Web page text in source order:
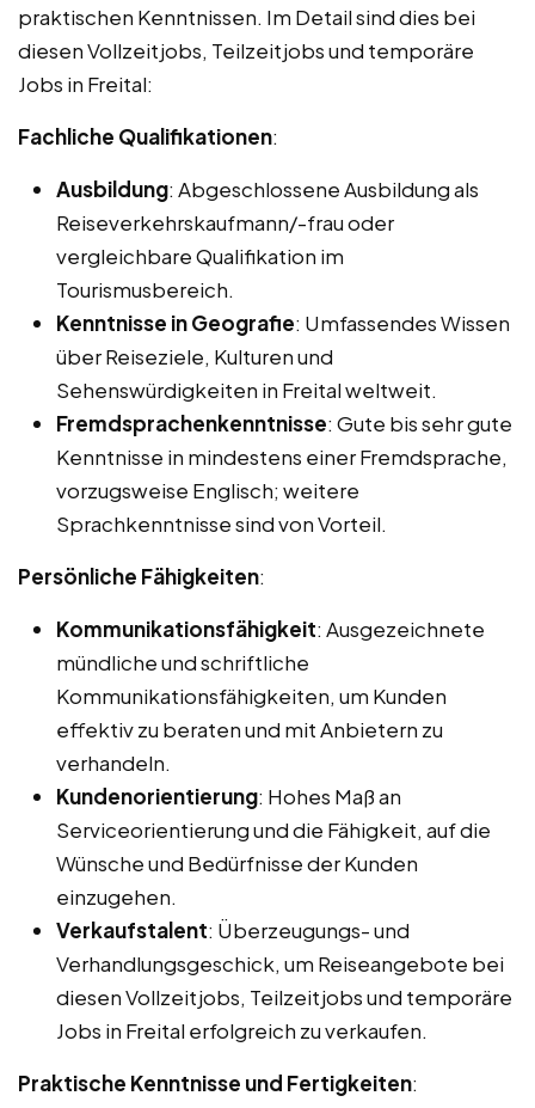
praktischen Kenntnissen. Im Detail sind dies bei
diesen Vollzeitjobs, Teilzeitjobs und temporäre
Jobs in Freital:
Fachliche Qualifikationen:
Ausbildung: Abgeschlossene Ausbildung als
Reiseverkehrskaufmann/-frau oder
vergleichbare Qualifikation im
Tourismusbereich.
Kenntnisse in Geografie: Umfassendes Wissen
über Reiseziele, Kulturen und
Sehenswürdigkeiten in Freital weltweit.
Fremdsprachenkenntnisse: Gute bis sehr gute
Kenntnisse in mindestens einer Fremdsprache,
vorzugsweise Englisch; weitere
Sprachkenntnisse sind von Vorteil.
Persönliche Fähigkeiten:
Kommunikationsfähigkeit: Ausgezeichnete
mündliche und schriftliche
Kommunikationsfähigkeiten, um Kunden
effektiv zu beraten und mit Anbietern zu
verhandeln.
Kundenorientierung: Hohes Maß an
Serviceorientierung und die Fähigkeit, auf die
Wünsche und Bedürfnisse der Kunden
einzugehen.
Verkaufstalent: Überzeugungs- und
Verhandlungsgeschick, um Reiseangebote bei
diesen Vollzeitjobs, Teilzeitjobs und temporäre
Jobs in Freital erfolgreich zu verkaufen.
Praktische Kenntnisse und Fertigkeiten: